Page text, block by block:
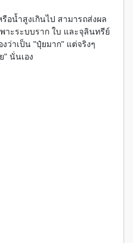
อน้ำสูงเกินไป สามารถส่งผล
าะระบบราก ใบ และจุลินทรีย์
ว่าเป็น "ปุ๋ยมาก" แต่จริงๆ
" นั่นเอง